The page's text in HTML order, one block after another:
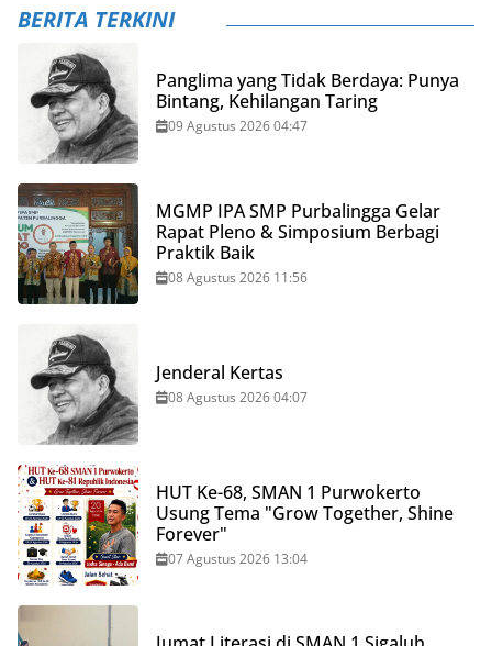
BERITA TERKINI
Panglima yang Tidak Berdaya: Punya
Bintang, Kehilangan Taring
09 Agustus 2026 04:47
MGMP IPA SMP Purbalingga Gelar
Rapat Pleno & Simposium Berbagi
Praktik Baik
08 Agustus 2026 11:56
Jenderal Kertas
08 Agustus 2026 04:07
HUT Ke-68, SMAN 1 Purwokerto
Usung Tema "Grow Together, Shine
Forever"
07 Agustus 2026 13:04